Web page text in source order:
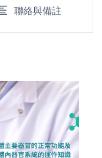
聯絡與備註